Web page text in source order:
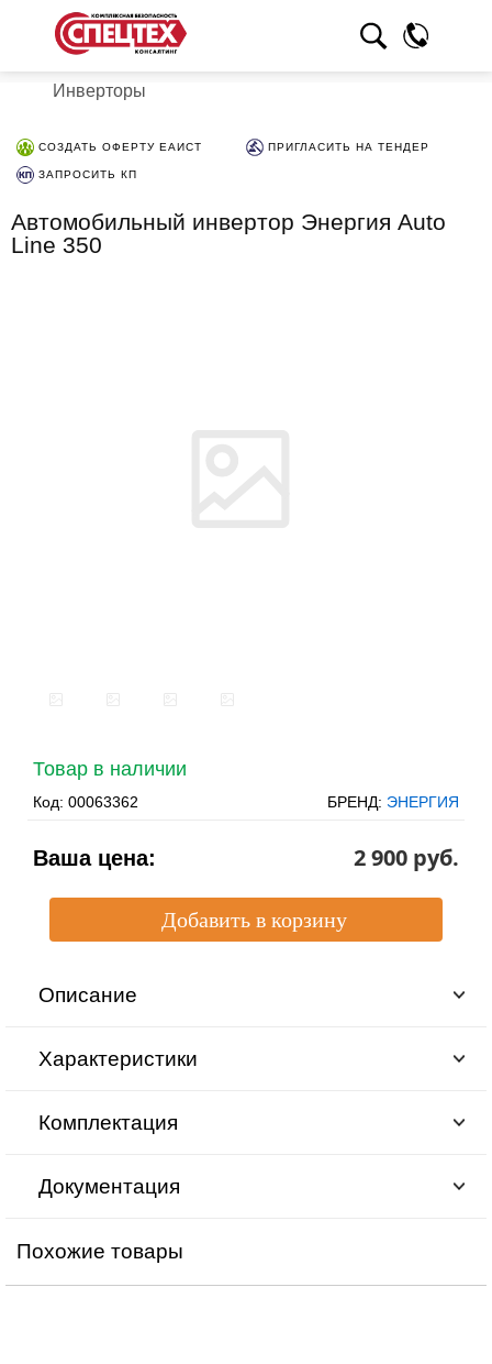
Инверторы
СОЗДАТЬ ОФЕРТУ ЕАИСТ ПРИГЛАСИТЬ НА ТЕНДЕР
ЗАПРОСИТЬ КП
Автомобильный инвертор Энергия Auto
Line 350
Товар в наличии
Код: 00063362 БРЕНД: ЭНЕРГИЯ
Ваша цена: 2 900 pуб.
Описание
Характеристики
Комплектация
Документация
Похожие товары